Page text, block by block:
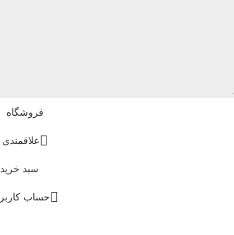
فروشگاه
علاقمندی
سبد خرید
حساب